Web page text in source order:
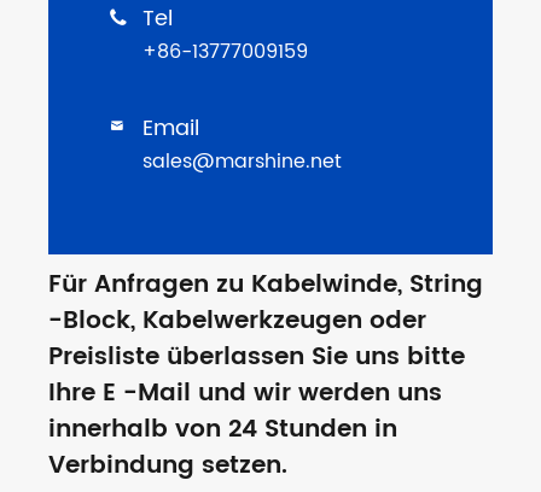
 Tel
+86-13777009159
 Email
sales@marshine.net
Für Anfragen zu Kabelwinde, String
-Block, Kabelwerkzeugen oder
Preisliste überlassen Sie uns bitte
Ihre E -Mail und wir werden uns
innerhalb von 24 Stunden in
Verbindung setzen.